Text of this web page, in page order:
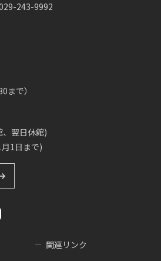
243-9992
まで）
翌日休館)
1日まで)
関連リンク